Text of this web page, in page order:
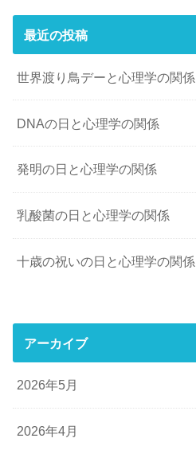
最近の投稿
世界渡り鳥デーと心理学の関係
DNAの日と心理学の関係
発明の日と心理学の関係
乳酸菌の日と心理学の関係
十歳の祝いの日と心理学の関係
アーカイブ
2026年5月
2026年4月